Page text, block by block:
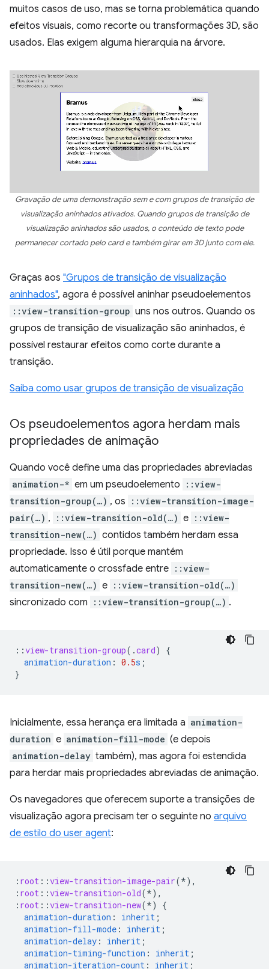
muitos casos de uso, mas se torna problemática quando
efeitos visuais, como recorte ou transformações 3D, são
usados. Elas exigem alguma hierarquia na árvore.
Gravação de uma demonstração sem e com grupos de transição de
visualização aninhados ativados. Quando grupos de transição de
visualização aninhados são usados, o conteúdo de texto pode
permanecer cortado pelo card e também girar em 3D junto com ele.
Graças aos "Grupos de transição de visualização
aninhados", agora é possível aninhar pseudoelementos
::view-transition-group uns nos outros. Quando os
grupos de transição de visualização são aninhados, é
possível restaurar efeitos como corte durante a
transição.
Saiba como usar grupos de transição de visualização
Os pseudoelementos agora herdam mais
propriedades de animação
Quando você define uma das propriedades abreviadas
animation-* em um pseudoelemento
::view-
transition-group(…) , os
::view-transition-image-
pair(…) , ::view-transition-old(…) e ::view-
transition-new(…) contidos também herdam essa
propriedade. Isso é útil porque mantém
automaticamente o crossfade entre ::view-
transition-new(…) e ::view-transition-old(…)
sincronizado com ::view-transition-group(…) .
::view-transition-group( .card)
{
animation-duration : 0.5s ;
}
Inicialmente, essa herança era limitada a animation-
duration e animation-fill-mode (e depois
animation-delay também), mas agora foi estendida
para herdar mais propriedades abreviadas de animação.
Os navegadores que oferecem suporte a transições de
visualização agora precisam ter o seguinte no arquivo
de estilo do user agent:
: root ::view-transition-image-pair(*),
: root ::view-transition-old(*),
: root ::view-transition-new(*)
{
animation-duration : inherit ;
animation-fill-mode : inherit ;
animation-delay : inherit ;
animation-timing-function : inherit ;
animation-iteration-count : inherit ;